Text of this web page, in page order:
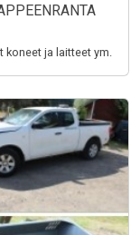
koneet ja laitteet ym.